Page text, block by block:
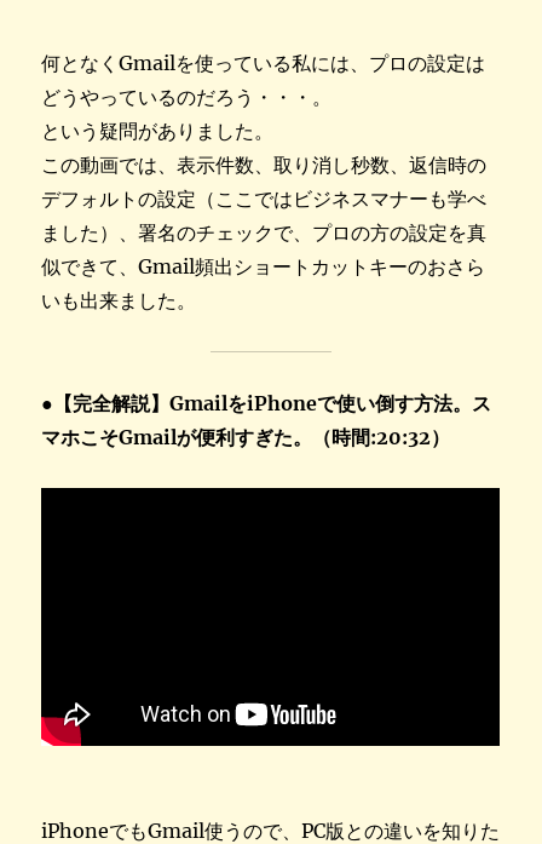
何となくGmailを使っている私には、プロの設定は
どうやっているのだろう・・・。
という疑問がありました。
この動画では、表示件数、取り消し秒数、返信時の
デフォルトの設定（ここではビジネスマナーも学べ
ました）、署名のチェックで、プロの方の設定を真
似できて、Gmail頻出ショートカットキーのおさら
いも出来ました。
● 【完全解説】GmailをiPhoneで使い倒す方法。ス
マホこそGmailが便利すぎた。（時間:20:32）
iPhoneでもGmail使うので、PC版との違いを知りた